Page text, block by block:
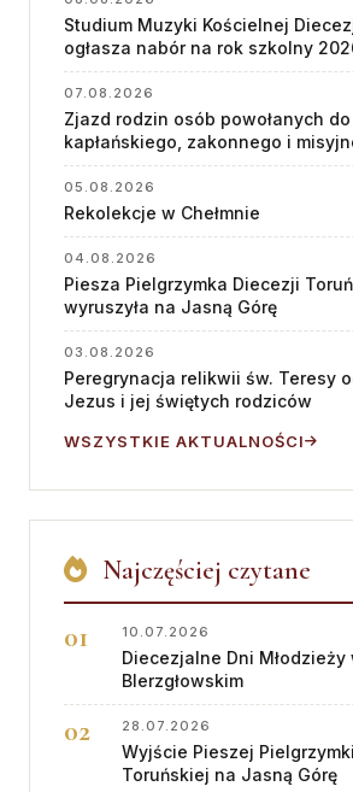
Studium Muzyki Kościelnej
ogłasza nabór na rok szkolny
07.08.2026
Zjazd rodzin osób powołanych
kapłańskiego, zakonnego i
05.08.2026
Rekolekcje w Chełmnie
04.08.2026
Piesza Pielgrzymka Diecezji
wyruszyła na Jasną Górę
03.08.2026
Peregrynacja relikwii św. Teresy
Jezus i jej świętych rodziców
WSZYSTKIE AKTUALNOŚCI
Najczęściej czytane
10.07.2026
Diecezjalne Dni Młodzieży
BIerzgłowskim
28.07.2026
Wyjście Pieszej
Toruńskiej na Jasną Górę